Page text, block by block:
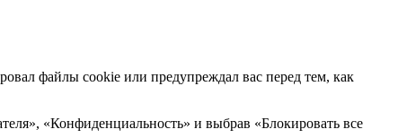
файлы cookie или предупреждал вас перед тем, как
«Конфиденциальность» и выбрав «Блокировать все